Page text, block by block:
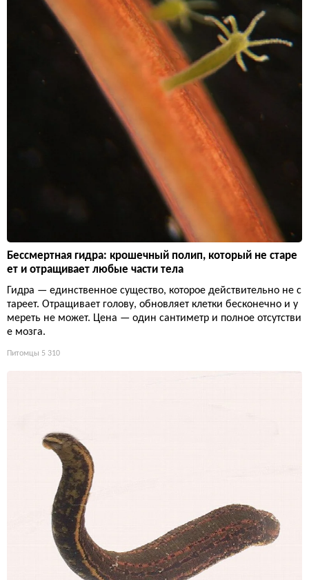
Бессмертная гидра: крошечный полип, который не старе
ет и отращивает любые части тела
Гидра — единственное существо, которое действительно не с
тареет. Отращивает голову, обновляет клетки бесконечно и у
мереть не может. Цена — один сантиметр и полное отсутстви
е мозга.
Питомцы 5 310